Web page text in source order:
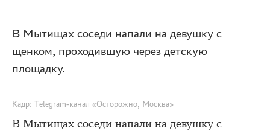
В Мытищах соседи напали на девушку с
щенком, проходившую через детскую
площадку.
Кадр: Telegram-канал «Осторожно, Москва»
В Мытищах соседи напали на девушку с